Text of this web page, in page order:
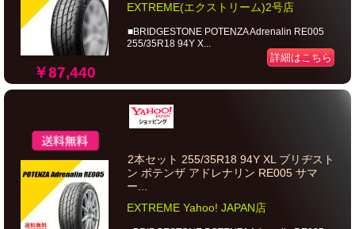
￥87,440
EXTREME(エクストリーム)2号店
■BRIDGESTONE POTENZA Adrenalin RE005
255/35R18 94Y X...
詳細はこちら
2本セット 255/35R18 94Y XL ブリヂスト
ン ポテンザ アドレナリン RE005 サマ
ー...
EXTREME Yahoo! JAPAN店